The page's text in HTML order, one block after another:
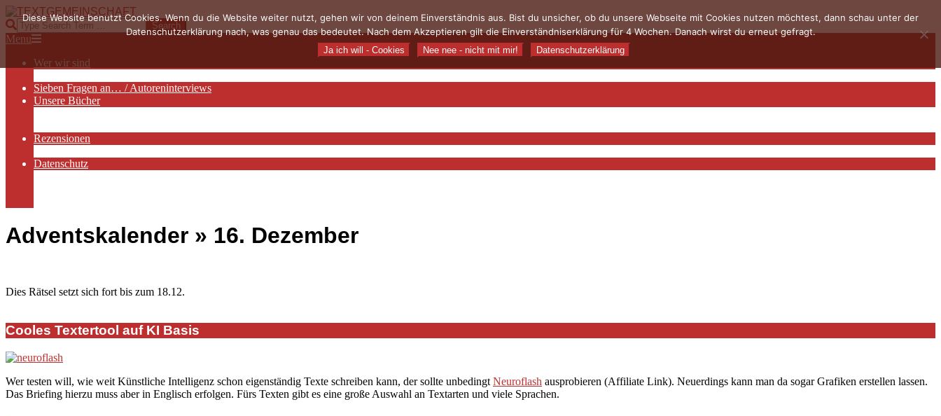
Skip
to
content
TEXTGEMEINSCHAFT
Search
Primary
Menu
Menu
Wer wir sind
Sieben Fragen an… / Autoreninterviews
Unsere Bücher
Rezensionen
Datenschutz
Adventskalender » 16. Dezember
Dies Rätsel setzt sich fort bis zum 18.12.
12-
15
Cooles Textertool auf KI Basis
Wer testen will, wie weit Künstliche Intelligenz schon eigenständig Texte schreiben kann, der sollte unbedingt Neuroflash ausprobieren (Affiliate Link). Neuerdings kann man da sogar Grafiken erstellen lassen.
Das Briefing hierzu muss aber in Englisch erfolgen. Fürs Texten gibt es eine große Auswahl an Textarten und viele Sprachen.
Diese Website benutzt Cookies. Wenn du die Website weiter nutzt, gehen wir von deinem Einverständnis aus. Bist du unsicher, ob du unsere Webseite mit Cookies nutzen möchtest, dann schau unter der
Datenschutzerklärung nach, was genau das bedeutet. Nach dem Akzeptieren gilt die Einverständniserklärung für 4 Wochen. Danach wirst du erneut gefragt.
Ja ich will - Cookies Nee nee - nicht mit mir! Datenschutzerklärung